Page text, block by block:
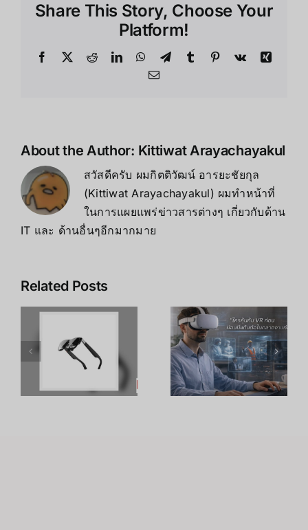
Edition:
ขั้น
Learning
Share This Story, Choose Your
Platform!
Facebook
X RedditLinkedInWhatsApp
TelegramTumblr Pinterest
Vk
Xing
Email
About the Author: Kittiwat Arayachayakul
สวัสดีครับ ผมกิตติวัฒน์ อารยะชัยกุล
(Kittiwat Arayachayakul) ผมทำหน้าที่
ในการแผยแพร่ข่าวสารต่างๆ เกี่ยวกับด้าน
IT และ ด้านอื่นๆอีกมากมาย
Related Posts
Metaverse:
โอกาสทองที่
คุณเตรียมตัว
เพิ่ม
ประสิทธิภาพ
การเรียนรู้
ของพนักงาน
ด้วย